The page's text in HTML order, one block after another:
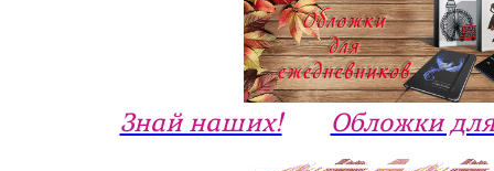
Знай наших! Обложки